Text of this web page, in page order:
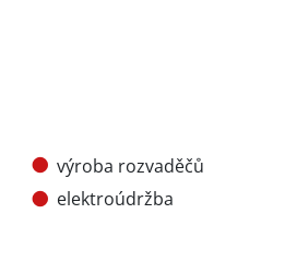
výroba rozvaděčů
elektroúdržba